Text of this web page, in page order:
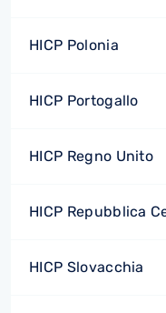
HICP Polonia
HICP Portogallo
HICP Regno Unito
HICP Repubblica
HICP Slovacchia